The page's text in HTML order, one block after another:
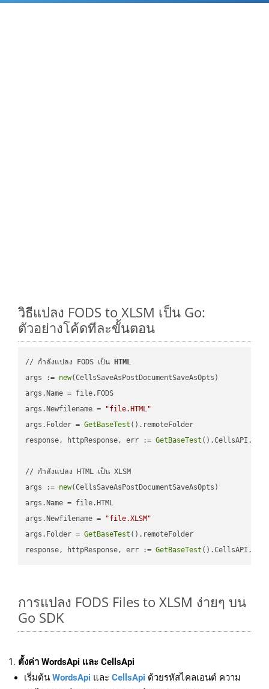
วิธีแปลง FODS to XLSM เป็น Go:
ตัวอย่างโค้ดทีละขั้นตอน
// กำลังแปลง FODS เป็น
HTML
args := new(CellsSaveAsPostDocumentSaveAsOpts)
args.Name = file.FODS
args.Newfilename =
"file.HTML"
args.Folder = GetBaseTest ().remoteFolder
response, httpResponse, err := GetBaseTest ().CellsAPI.
// กำลังแปลง HTML เป็น XLSM
args := new(CellsSaveAsPostDocumentSaveAsOpts)
args.Name = file.HTML
args.Newfilename =
"file.XLSM"
args.Folder = GetBaseTest ().remoteFolder
response, httpResponse, err := GetBaseTest ().CellsAPI.
การแปลง FODS Files to XLSM ง่ายๆ บน
Go SDK
ตั้งค่า WordsApi และ CellsApi
เริ่มต้น WordsApi และ CellsApi ด้วยรหัสไคลเอนต์ ความ